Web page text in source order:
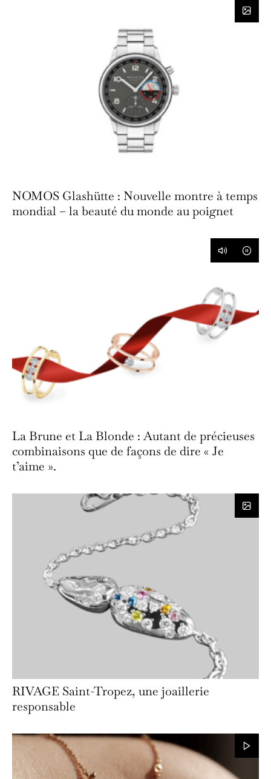
NOMOS Glashütte : Nouvelle montre à temps
mondial – la beauté du monde au poignet
La Brune et La Blonde : Autant de précieuses
combinaisons que de façons de dire « Je
t’aime ».
RIVAGE Saint-Tropez, une joaillerie
responsable